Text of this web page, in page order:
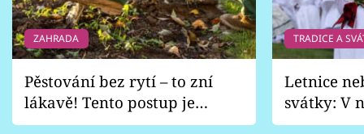
ZAHRADA
Pěstování bez rytí – to zní
lákavě! Tento postup je
vhodný jen pro některé
TRADICE A
Letnice
svátky: V
pondělí